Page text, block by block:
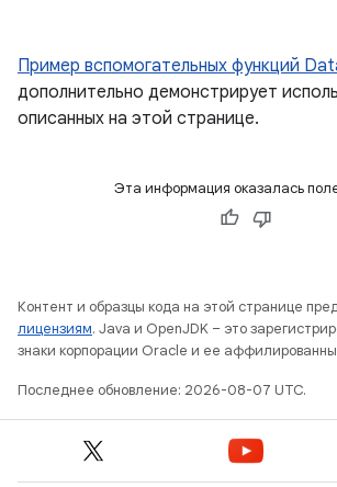
Пример вспомогательных функций
дополнительно демонстрирует
описанных на этой странице.
Эта информация оказалась
Контент и образцы кода на этой странице
лицензиям. Java и OpenJDK – это
знаки корпорации Oracle и ее
Последнее обновление: 2026-08-07 UTC.